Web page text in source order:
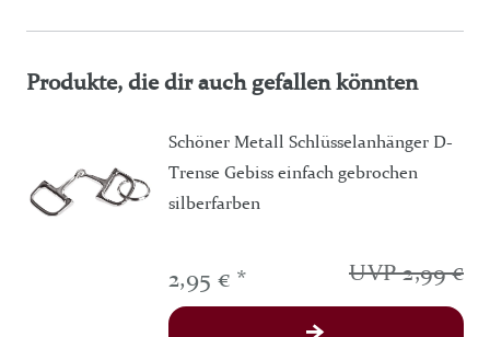
Produkte, die dir auch gefallen könnten
Schöner Metall Schlüsselanhänger D-
Trense Gebiss einfach gebrochen
silberfarben
UVP 2,99 €
2,95 € *